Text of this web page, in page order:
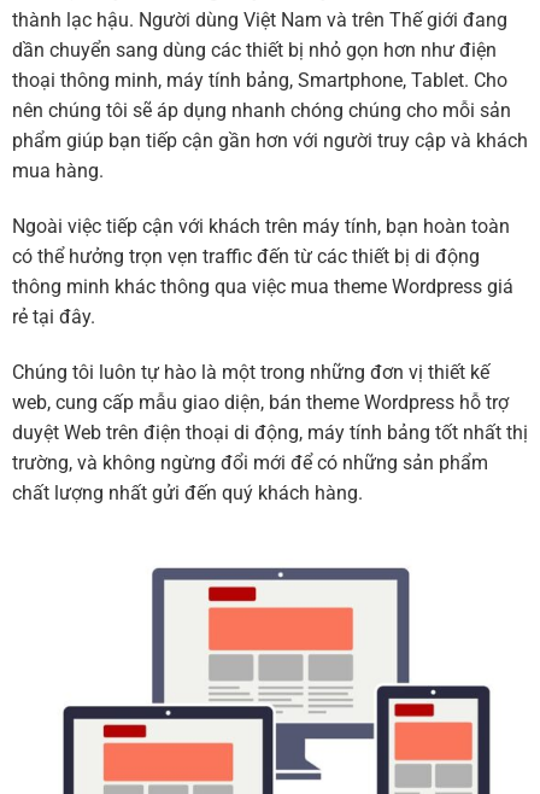
thành lạc hậu. Người dùng Việt Nam và trên Thế giới đang
dần chuyển sang dùng các thiết bị nhỏ gọn hơn như điện
thoại thông minh, máy tính bảng, Smartphone, Tablet. Cho
nên chúng tôi sẽ áp dụng nhanh chóng chúng cho mỗi sản
phẩm giúp bạn tiếp cận gần hơn với người truy cập và khách
mua hàng.
Ngoài việc tiếp cận với khách trên máy tính, bạn hoàn toàn
có thể hưởng trọn vẹn traffic đến từ các thiết bị di động
thông minh khác thông qua việc mua theme Wordpress giá
rẻ tại đây.
Chúng tôi luôn tự hào là một trong những đơn vị thiết kế
web, cung cấp mẫu giao diện, bán theme Wordpress hỗ trợ
duyệt Web trên điện thoại di động, máy tính bảng tốt nhất thị
trường, và không ngừng đổi mới để có những sản phẩm
chất lượng nhất gửi đến quý khách hàng.